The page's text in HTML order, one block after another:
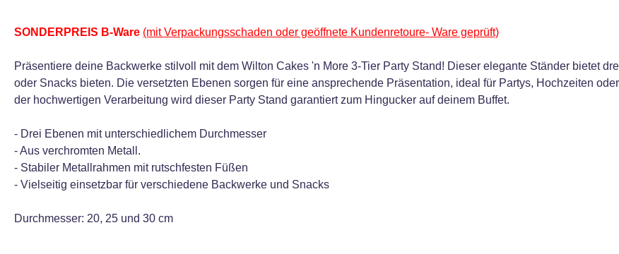
SONDERPREIS B-Ware (mit Verpackungsschaden oder geöffnete Kundenretoure- Ware geprüft)
Präsentiere deine Backwerke stilvoll mit dem Wilton Cakes 'n More 3-Tier Party Stand! Dieser elegante Ständer bietet
oder Snacks bieten. Die versetzten Ebenen sorgen für eine ansprechende Präsentation, ideal für Partys, Hochzeiten
der hochwertigen Verarbeitung wird dieser Party Stand garantiert zum Hingucker auf deinem Buffet.
- Drei Ebenen mit unterschiedlichem Durchmesser
- Aus verchromten Metall.
- Stabiler Metallrahmen mit rutschfesten Füßen
- Vielseitig einsetzbar für verschiedene Backwerke und Snacks
Durchmesser: 20, 25 und 30 cm